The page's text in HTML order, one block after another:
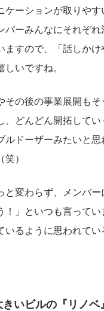
ケーションが取りや
バーみんなにそれぞ
ますので、「話しか
いですね。
その後の事業展開も
、どんどん開拓して
ルドーザーみたいと
）
と変わらず、メンバ
！」といつも言って
いるように思われて
いビルの『リノ